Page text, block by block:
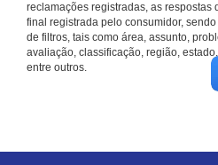
reclamações registradas, as respostas
final registrada pelo consumidor,
de filtros, tais como área, assunto,
avaliação, classificação, região,
entre outros.